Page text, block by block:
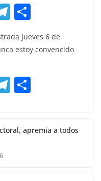
T
el
e
a
m
m
p
Jueves 6 de
estoy convencido
T
gr p
apremia a todos